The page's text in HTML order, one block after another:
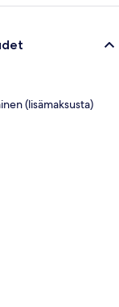
(lisämaksusta)